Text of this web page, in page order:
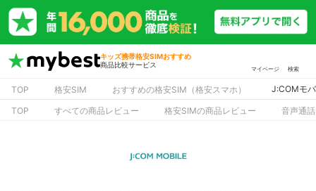
キッズ携帯格安SIMおすすめ
商品比較サービス
マイページ 検索
TOP 格安SIM おすすめの格安SIM（格安スマホ） J:COMモ
TOP すべての商品レビュー 格安SIMの商品レビュー 音声通